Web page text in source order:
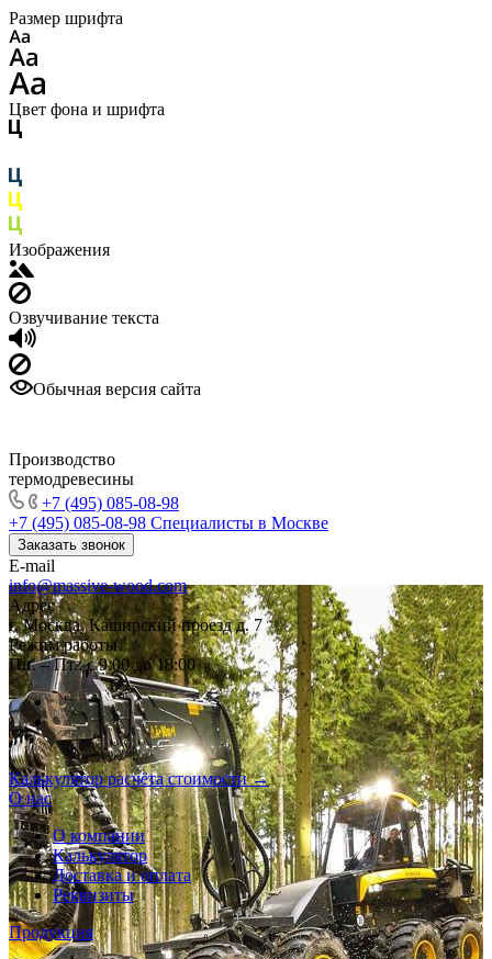
Размер шрифта
Цвет фона и шрифта
Изображения
Озвучивание текста
Обычная версия сайта
Производство
термодревесины
+7 (495) 085-08-98
+7 (495) 085-08-98 Специалисты в Москве
Заказать звонок
E-mail
info@massive-wood.com
Адрес
г. Москва, Каширский проезд д. 7
Режим работы
Пн. – Пт.: с 9:00 до 18:00
Калькулятор расчёта стоимости →
О нас
О компании
Калькулятор
Доставка и оплата
Реквизиты
Продукция